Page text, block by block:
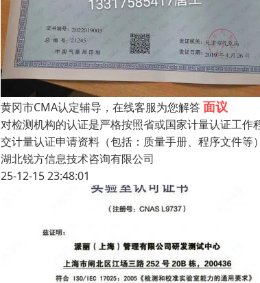
黄冈市CMA认定辅导，在线客服为您解答面议
对检测机构的认证是严格按照省或国家计量认证工
交计量认证申请资料（包括：质量手册、程序文件
湖北锐方信息技术咨询有限公司
25-12-15 23:48:01